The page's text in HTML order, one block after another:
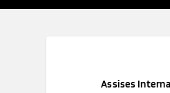
Assises